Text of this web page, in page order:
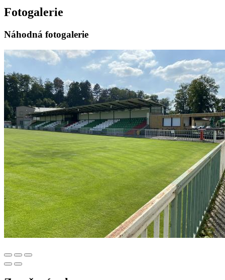
Fotogalerie
Náhodná fotogalerie